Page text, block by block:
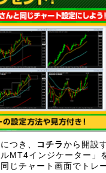
つき、 コチラから開設
MT4インジケーター」
じチャート画面でトレ